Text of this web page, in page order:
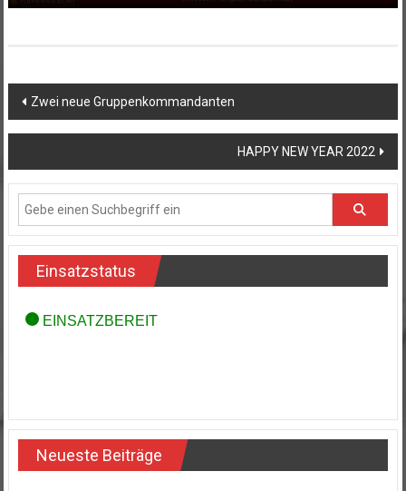
Beitragsnavigation
Zwei neue Gruppenkommandanten
HAPPY NEW YEAR 2022
Einsatzstatus
Neueste Beiträge